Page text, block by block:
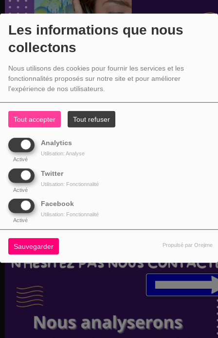
Les informations que nous
collectons
Nous utilisons des cookies pour fournir les services et les
fonctionnalités proposés sur notre site et pour améliorer
l'expérience de nos utilisateurs.
Tout accepter Tout refuser
Analytics
Activé
Utilisation: Analyse
Twitter
Activé
Utilisation: Fonctionnalité
Facebook
Activé
Utilisation: Fonctionnalité
Sauvegarder Propulsé par Orejime